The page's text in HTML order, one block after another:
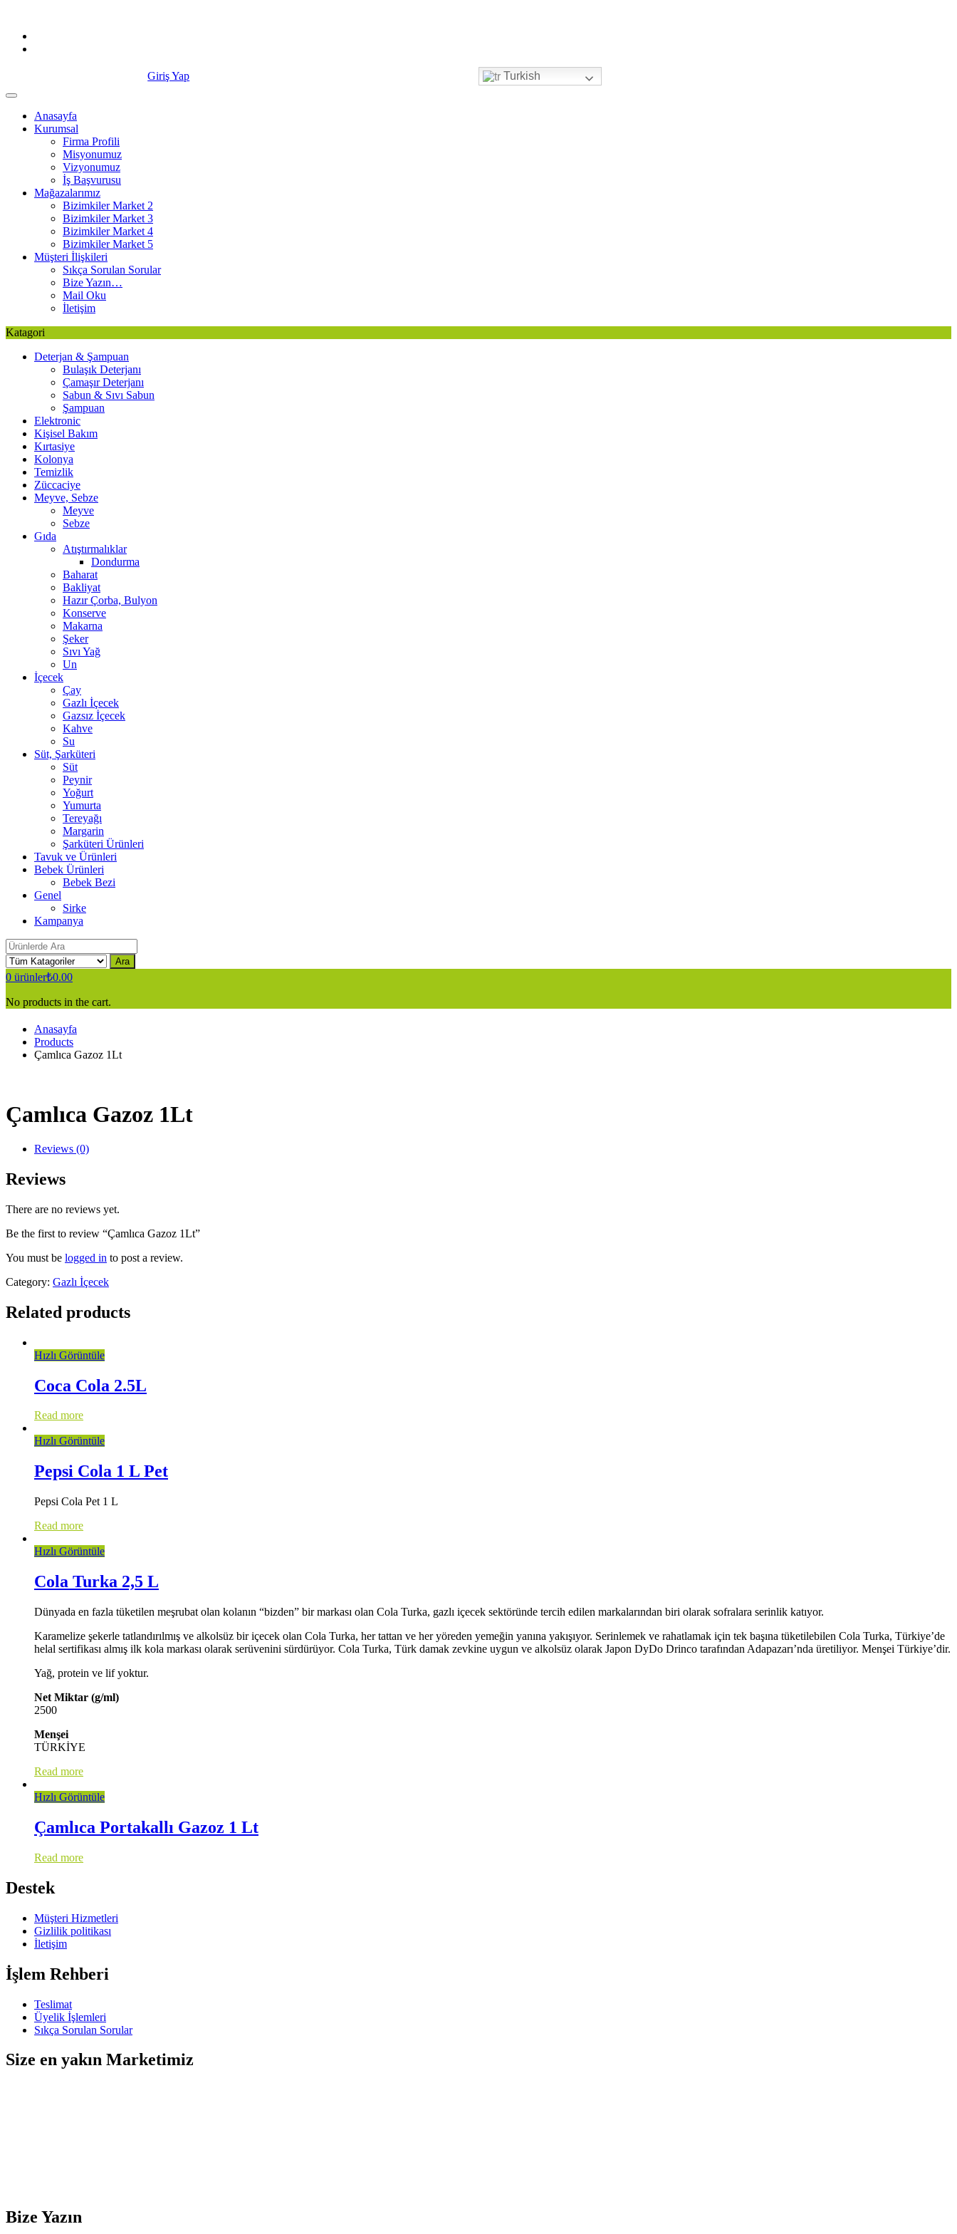
content
Giriş Yap Turkish
Anasayfa
Kurumsal
Firma Profili
Misyonumuz
Vizyonumuz
İş Başvurusu
Mağazalarımız
Bizimkiler Market 2
Bizimkiler Market 3
Bizimkiler Market 4
Bizimkiler Market 5
Müşteri İlişkileri
Sıkça Sorulan Sorular
Bize Yazın…
Mail Oku
İletişim
Katagori
Deterjan & Şampuan
Bulaşık Deterjanı
Çamaşır Deterjanı
Sabun & Sıvı Sabun
Şampuan
Elektronic
Kişisel Bakım
Kırtasiye
Kolonya
Temizlik
Züccaciye
Meyve, Sebze
Meyve
Sebze
Gıda
Atıştırmalıklar
Dondurma
Baharat
Bakliyat
Hazır Çorba, Bulyon
Konserve
Makarna
Şeker
Sıvı Yağ
Un
İçecek
Çay
Gazlı İçecek
Gazsız İçecek
Kahve
Su
Süt, Şarküteri
Süt
Peynir
Yoğurt
Yumurta
Tereyağı
Margarin
Şarküteri Ürünleri
Tavuk ve Ürünleri
Bebek Ürünleri
Bebek Bezi
Genel
Sirke
Kampanya
Ara
0 ürünler₺0.00
No products in the cart.
Anasayfa
Products
Çamlıca Gazoz 1Lt
Çamlıca Gazoz 1Lt
Reviews (0)
Reviews
There are no reviews yet.
Be the first to review “Çamlıca Gazoz 1Lt”
You must be logged in to post a review.
Category: Gazlı İçecek
Related products
Hızlı Görüntüle
Coca Cola 2.5L
Read more
Hızlı Görüntüle
Pepsi Cola 1 L Pet
Pepsi Cola Pet 1 L
Read more
Hızlı Görüntüle
Cola Turka 2,5 L
Dünyada en fazla tüketilen meşrubat olan kolanın “bizden” bir markası olan Cola Turka, gazlı içecek sektöründe tercih edilen markalarından biri olarak sofralara serinlik katıyor.
Karamelize şekerle tatlandırılmış ve alkolsüz bir içecek olan Cola Turka, her tattan ve her yöreden yemeğin yanına yakışıyor. Serinlemek ve rahatlamak için tek başına tüketilebilen Cola Turka, Türkiye’de
helal sertifikası almış ilk kola markası olarak serüvenini sürdürüyor. Cola Turka, Türk damak zevkine uygun ve alkolsüz olarak Japon DyDo Drinco tarafından Adapazarı’nda üretiliyor. Menşei Türkiye’dir.
Yağ, protein ve lif yoktur.
Net Miktar (g/ml)
2500
Menşei
TÜRKİYE
Read more
Hızlı Görüntüle
Çamlıca Portakallı Gazoz 1 Lt
Read more
Destek
Müşteri Hizmetleri
Gizlilik politikası
İletişim
İşlem Rehberi
Teslimat
Üyelik İşlemleri
Sıkça Sorulan Sorular
Size en yakın Marketimiz
Bize Yazın